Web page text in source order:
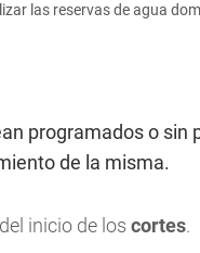
las reservas de agua
programados o sin
de la misma.
inicio de los cortes.